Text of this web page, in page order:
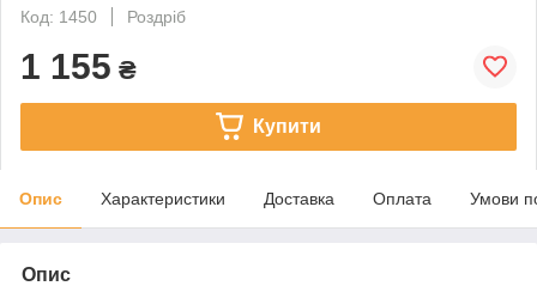
Код: 1450
Роздріб
1 155 ₴
Купити
Опис Характеристики Доставка Оплата Умови
Опис